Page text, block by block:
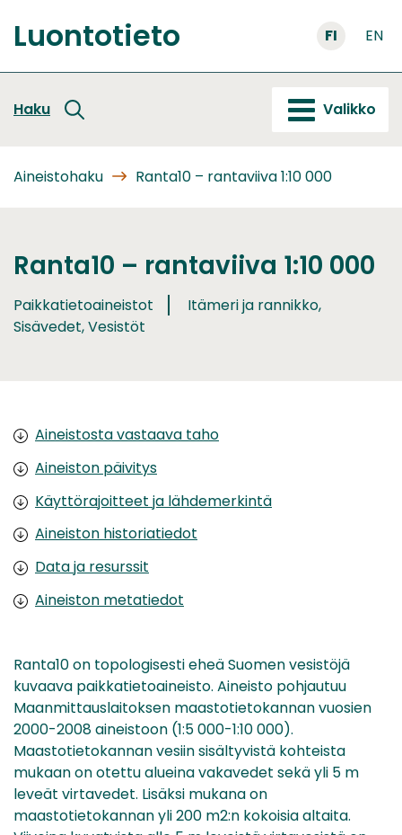
sisältöön
Etusivu
Luontotieto FI EN
Haku Valikko
Aineistohaku Ranta10 – rantaviiva 1:10 000
Ranta10 – rantaviiva 1:10 000
Paikkatietoaineistot
Itämeri ja rannikko,
Sisävedet, Vesistöt
Aineistosta vastaava taho
Aineiston päivitys
Käyttörajoitteet ja lähdemerkintä
Aineiston historiatiedot
Data ja resurssit
Aineiston metatiedot
Ranta10 on topologisesti eheä Suomen vesistöjä
kuvaava paikkatietoaineisto. Aineisto pohjautuu
Maanmittauslaitoksen maastotietokannan vuosien
2000-2008 aineistoon (1:5 000-1:10 000).
Maastotietokannan vesiin sisältyvistä kohteista
mukaan on otettu alueina vakavedet sekä yli 5 m
leveät virtavedet. Lisäksi mukana on
maastotietokannan yli 200 m2:n kokoisia altaita.